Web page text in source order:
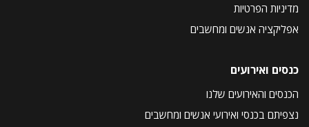
מדיניות הפרטיות
אפליקציה אנשים ומחשבים
כנסים ואירועים
הכנסים והאירועים שלנו
נצפיתם בכנסי ואירועי אנשים ומחשבים